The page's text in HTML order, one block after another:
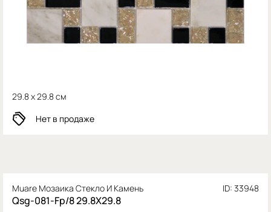
29.8 x 29.8 см
Нет в продаже
Muare Мозаика Стекло И Камень ID: 33948
Qsg-081-Fp/8 29.8X29.8